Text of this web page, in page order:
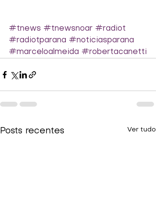
#tnews #tnewsnoar #radiot
#radiotparana #noticiasparana
#marceloalmeida #robertacanetti
Posts recentes Ver tudo